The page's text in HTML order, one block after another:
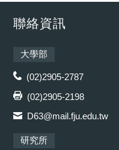
聯絡資訊
大學部
(02)2905-2787
(02)2905-2198
D63@mail.fju.edu.tw
研究所